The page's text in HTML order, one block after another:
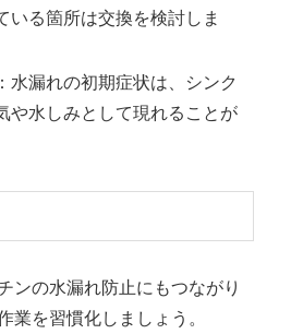
いる箇所は交換を検討しま
水漏れの初期症状は、シンク
や水しみとして現れることが
ンの水漏れ防止にもつながり
業を習慣化しましょう。